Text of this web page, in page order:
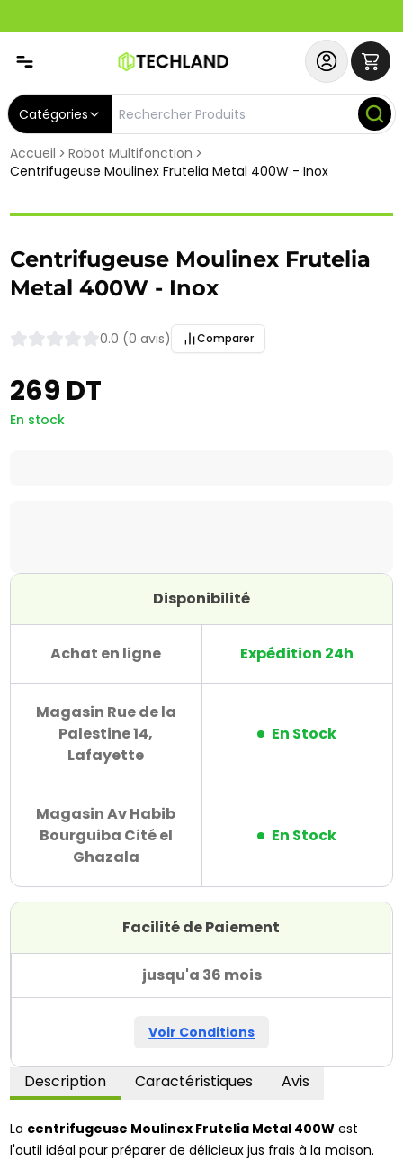
Catégories
Accueil
Robot Multifonction
Centrifugeuse Moulinex Frutelia Metal 400W - Inox
Centrifugeuse Moulinex Frutelia
Metal 400W - Inox
0.0 (0 avis) Comparer
269 DT
En stock
Disponibilité
Achat en ligne Expédition 24h
Magasin Rue de la
Palestine 14,
Lafayette
En Stock
Magasin Av Habib
Bourguiba Cité el
Ghazala
En Stock
Facilité de Paiement
jusqu'a 36 mois
Voir Conditions
Description Caractéristiques Avis
La centrifugeuse Moulinex Frutelia Metal 400W est
l'outil idéal pour préparer de délicieux jus frais à la maison.